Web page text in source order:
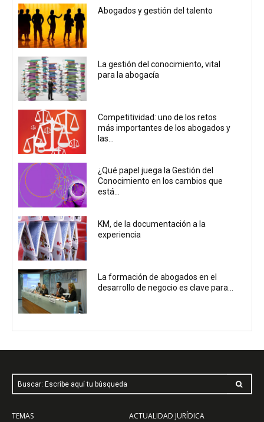
Abogados y gestión del talento
La gestión del conocimiento, vital
para la abogacía
Competitividad: uno de los retos
más importantes de los abogados y
las...
¿Qué papel juega la Gestión del
Conocimiento en los cambios que
está...
KM, de la documentación a la
experiencia
La formación de abogados en el
desarrollo de negocio es clave para...
Buscar: Escribe aquí tu búsqueda
TEMAS
ACTUALIDAD JURÍDICA